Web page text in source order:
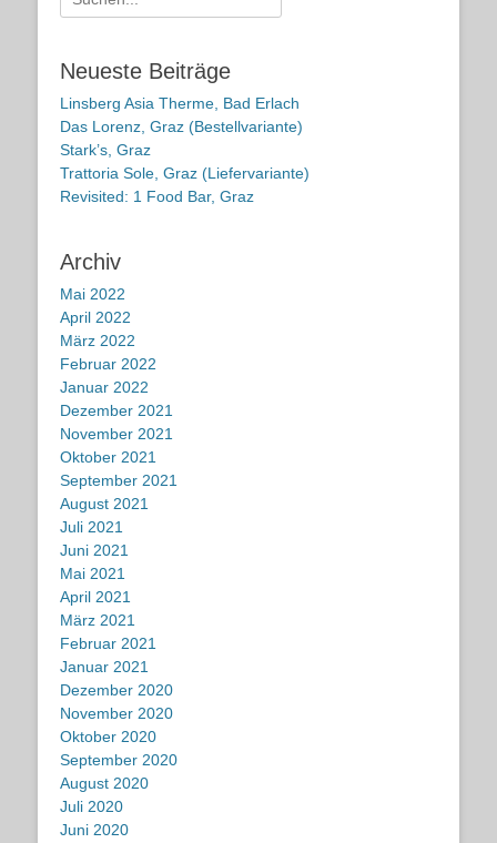
nach:
Neueste Beiträge
Linsberg Asia Therme, Bad Erlach
Das Lorenz, Graz (Bestellvariante)
Stark’s, Graz
Trattoria Sole, Graz (Liefervariante)
Revisited: 1 Food Bar, Graz
Archiv
Mai 2022
April 2022
März 2022
Februar 2022
Januar 2022
Dezember 2021
November 2021
Oktober 2021
September 2021
August 2021
Juli 2021
Juni 2021
Mai 2021
April 2021
März 2021
Februar 2021
Januar 2021
Dezember 2020
November 2020
Oktober 2020
September 2020
August 2020
Juli 2020
Juni 2020